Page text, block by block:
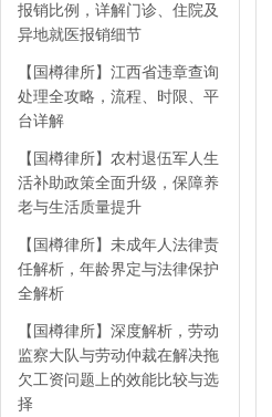
报销比例，详解门诊、住院及
异地就医报销细节
【国樽律所】江西省违章查询
处理全攻略，流程、时限、平
台详解
【国樽律所】农村退伍军人生
活补助政策全面升级，保障养
老与生活质量提升
【国樽律所】未成年人法律责
任解析，年龄界定与法律保护
全解析
【国樽律所】深度解析，劳动
监察大队与劳动仲裁在解决拖
欠工资问题上的效能比较与选
择